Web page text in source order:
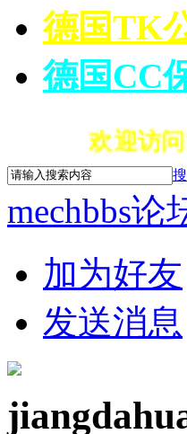
德国TK
德国CC
欢迎访问
mechbbs论
加为好友
发送消息